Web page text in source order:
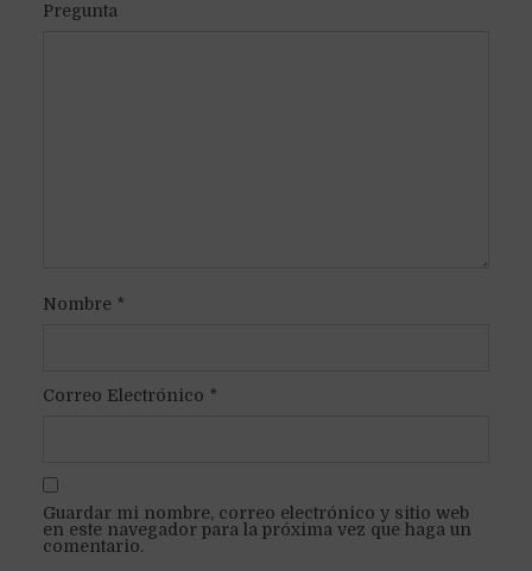
Pregunta
Nombre*
Correo Electrónico *
Guardar mi nombre, correo electrónico y sitio web
en este navegador para la próxima vez que haga un
comentario.